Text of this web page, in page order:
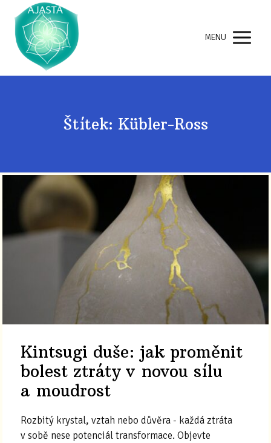
MENU
Štítek: Kübler-Ross
Kintsugi duše: jak proměnit
bolest ztráty v novou sílu
a moudrost
Rozbitý krystal, vztah nebo důvěra - každá ztráta
v sobě nese potenciál transformace. Objevte